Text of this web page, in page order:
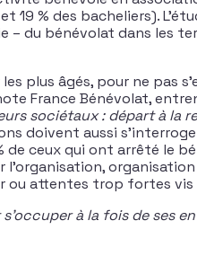
19 % des bacheliers).
– du bénévolat dans les
plus âgés, pour ne pas
France Bénévolat,
sociétaux : départ à la
doivent aussi
ceux qui ont arrêté le
ou attentes trop fortes vis
à la fois de ses